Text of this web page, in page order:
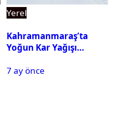
Yerel
Kahramanmaraş’ta
Yoğun Kar Yağışı
Tatil
7 ay önce